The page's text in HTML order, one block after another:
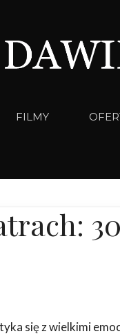
FILMY
się z wielkimi